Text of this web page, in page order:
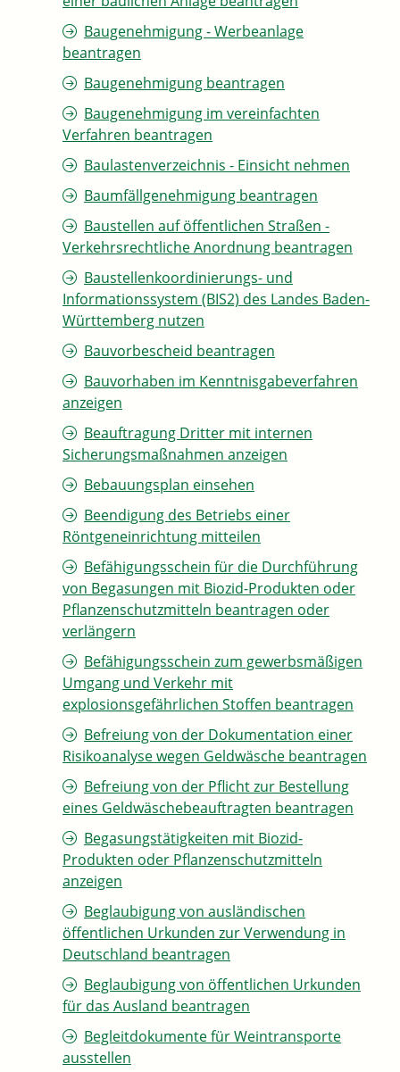
Baugenehmigung - Werbeanlage
beantragen
Baugenehmigung beantragen
Baugenehmigung im vereinfachten
Verfahren beantragen
Baulastenverzeichnis - Einsicht nehmen
Baumfällgenehmigung beantragen
Baustellen auf öffentlichen Straßen -
Verkehrsrechtliche Anordnung beantragen
Baustellenkoordinierungs- und
Informationssystem (BIS2) des Landes Baden-
Württemberg nutzen
Bauvorbescheid beantragen
Bauvorhaben im Kenntnisgabeverfahren
anzeigen
Beauftragung Dritter mit internen
Sicherungsmaßnahmen anzeigen
Bebauungsplan einsehen
Beendigung des Betriebs einer
Röntgeneinrichtung mitteilen
Befähigungsschein für die Durchführung
von Begasungen mit Biozid-Produkten oder
Pflanzenschutzmitteln beantragen oder
verlängern
Befähigungsschein zum gewerbsmäßigen
Umgang und Verkehr mit
explosionsgefährlichen Stoffen beantragen
Befreiung von der Dokumentation einer
Risikoanalyse wegen Geldwäsche beantragen
Befreiung von der Pflicht zur Bestellung
eines Geldwäschebeauftragten beantragen
Begasungstätigkeiten mit Biozid-
Produkten oder Pflanzenschutzmitteln
anzeigen
Beglaubigung von ausländischen
öffentlichen Urkunden zur Verwendung in
Deutschland beantragen
Beglaubigung von öffentlichen Urkunden
für das Ausland beantragen
Begleitdokumente für Weintransporte
ausstellen